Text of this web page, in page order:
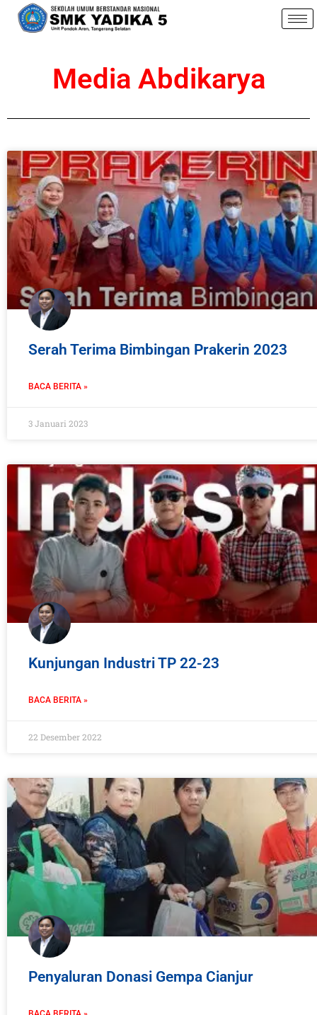
Media Abdikarya
Serah Terima Bimbingan Prakerin 2023
BACA BERITA »
3 Januari 2023
Kunjungan Industri TP 22-23
BACA BERITA »
22 Desember 2022
Penyaluran Donasi Gempa Cianjur